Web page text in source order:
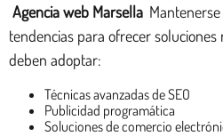
Agencia web Marsella
tendencias para ofrecer
deben adoptar:
Técnicas avanzadas de SEO
Publicidad programática
Soluciones de comercio